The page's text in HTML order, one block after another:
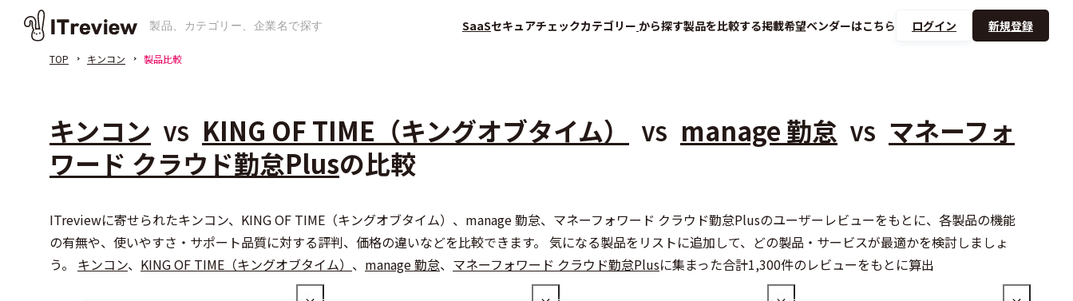
SaaSセキュアチェックカテゴリー から探す製品を比較する掲載希望ベンダーはこちら ログイン 新規登録
TOP キンコン 製品比較
キンコン VS KING OF TIME（キングオブタイム） VS manage 勤怠 VS マネーフォ
ワード クラウド勤怠Plusの比較
ITreviewに寄せられたキンコン、KING OF TIME（キングオブタイム）、manage 勤怠、マネーフォワード クラウド勤怠Plusのユーザーレビューをもとに、各製品の機能
の有無や、使いやすさ・サポート品質に対する評判、価格の違いなどを比較できます。 気になる製品をリストに追加して、どの製品・サービスが最適かを検討しましょ
う。 キンコン、 KING OF TIME（キングオブタイム） 、 manage 勤怠、 マネーフォワード クラウド勤怠Plusに集まった合計1,300件のレビューをもとに算出